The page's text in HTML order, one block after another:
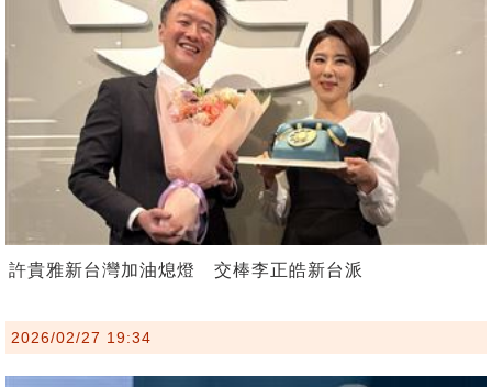
許貴雅新台灣加油熄燈 交棒李正皓新台派
2026/02/27 19:34